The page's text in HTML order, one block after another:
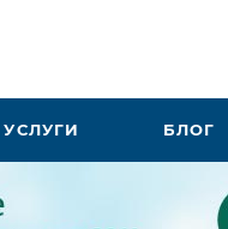
УСЛУГИ БЛОГ